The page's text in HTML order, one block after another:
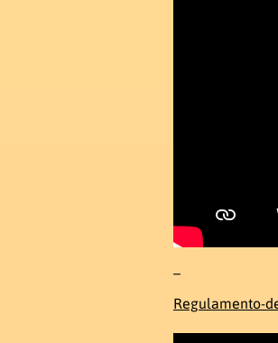
–
Regulamento-